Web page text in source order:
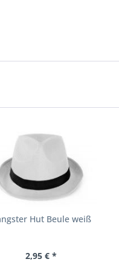
Hut Beule weiß
2,95 € *